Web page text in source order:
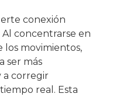
conexión
concentrarse en
los movimientos,
ser más
a corregir
real. Esta